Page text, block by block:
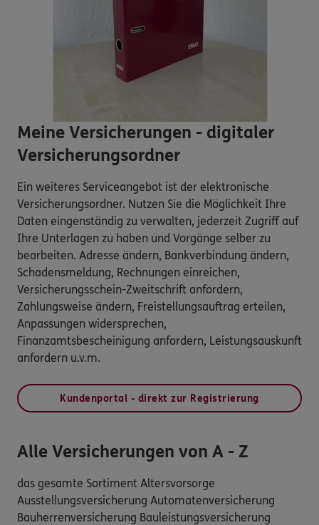
Meine Versicherungen - digitaler
Versicherungsordner
Ein weiteres Serviceangebot ist der elektronische
Versicherungsordner. Nutzen Sie die Möglichkeit Ihre
Daten eingenständig zu verwalten, jederzeit Zugriff auf
Ihre Unterlagen zu haben und Vorgänge selber zu
bearbeiten. Adresse ändern, Bankverbindung ändern,
Schadensmeldung, Rechnungen einreichen,
Versicherungsschein-Zweitschrift anfordern,
Zahlungsweise ändern, Freistellungsauftrag erteilen,
Anpassungen widersprechen,
Finanzamtsbescheinigung anfordern, Leistungsauskunft
anfordern u.v.m.
Kundenportal - direkt zur Registrierung
Alle Versicherungen von A - Z
das gesamte Sortiment Altersvorsorge
Ausstellungsversicherung Automatenversicherung
Bauherrenversicherung Bauleistungsversicherung